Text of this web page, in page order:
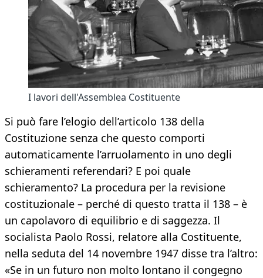
I lavori dell'Assemblea Costituente
Si può fare l’elogio dell’articolo 138 della
Costituzione senza che questo comporti
automaticamente l’arruolamento in uno degli
schieramenti referendari? E poi quale
schieramento? La procedura per la revisione
costituzionale – perché di questo tratta il 138 – è
un capolavoro di equilibrio e di saggezza. Il
socialista Paolo Rossi, relatore alla Costituente,
nella seduta del 14 novembre 1947 disse tra l’altro:
«Se in un futuro non molto lontano il congegno